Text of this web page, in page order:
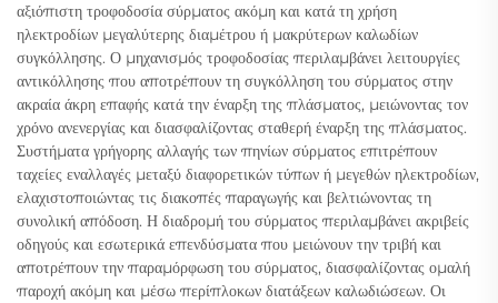
αξιόπιστη τροφοδοσία σύρματος ακόμη και κατά τη χρήση
ηλεκτροδίων μεγαλύτερης διαμέτρου ή μακρύτερων καλωδίων
συγκόλλησης. Ο μηχανισμός τροφοδοσίας περιλαμβάνει λειτουργίες
αντικόλλησης που αποτρέπουν τη συγκόλληση του σύρματος στην
ακραία άκρη επαφής κατά την έναρξη της πλάσματος, μειώνοντας τον
χρόνο ανενεργίας και διασφαλίζοντας σταθερή έναρξη της πλάσματος.
Συστήματα γρήγορης αλλαγής των πηνίων σύρματος επιτρέπουν
ταχείες εναλλαγές μεταξύ διαφορετικών τύπων ή μεγεθών ηλεκτροδίων,
ελαχιστοποιώντας τις διακοπές παραγωγής και βελτιώνοντας τη
συνολική απόδοση. Η διαδρομή του σύρματος περιλαμβάνει ακριβείς
οδηγούς και εσωτερικά επενδύσματα που μειώνουν την τριβή και
αποτρέπουν την παραμόρφωση του σύρματος, διασφαλίζοντας ομαλή
παροχή ακόμη και μέσω περίπλοκων διατάξεων καλωδιώσεων. Οι